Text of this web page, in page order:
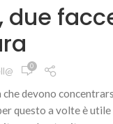
0
devono
questo a volte è